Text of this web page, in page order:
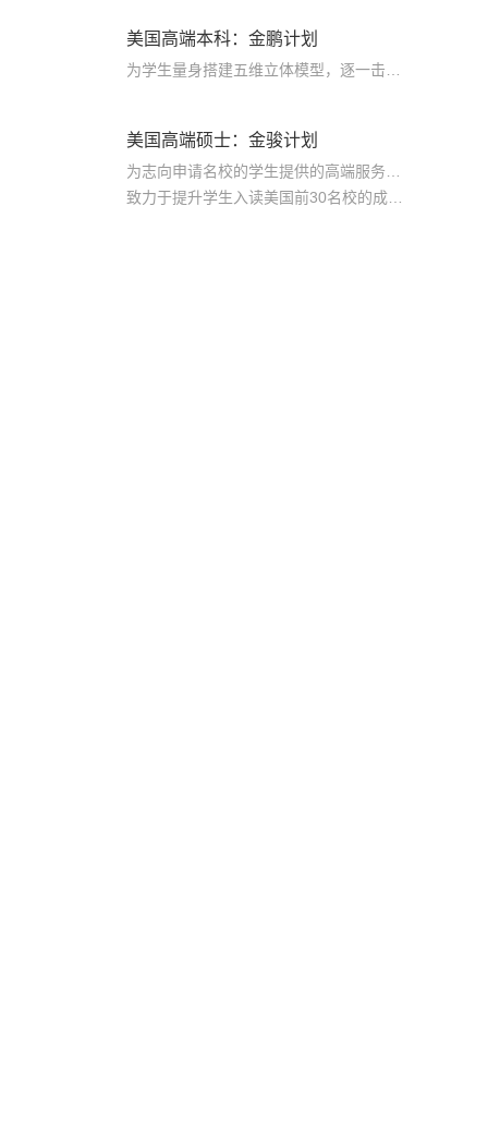
美国高端本科：金鹏计划
美国高端硕士：金骏计划